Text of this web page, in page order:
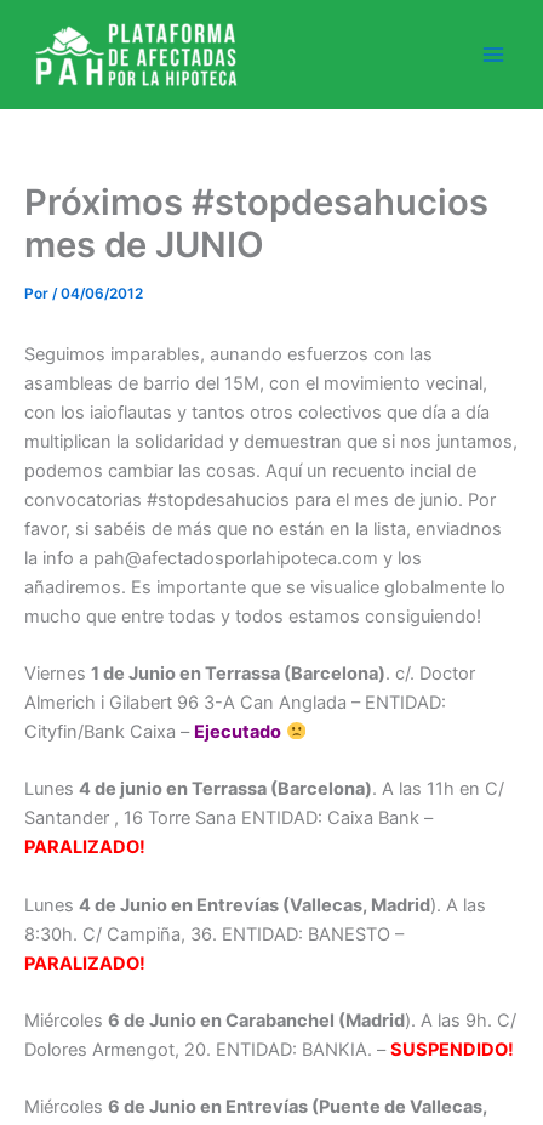
contenido
Próximos #stopdesahucios
mes de JUNIO
Por /04/06/2012
Seguimos imparables, aunando esfuerzos con las
asambleas de barrio del 15M, con el movimiento vecinal,
con los iaioflautas y tantos otros colectivos que día a día
multiplican la solidaridad y demuestran que si nos juntamos,
podemos cambiar las cosas. Aquí un recuento incial de
convocatorias #stopdesahucios para el mes de junio. Por
favor, si sabéis de más que no están en la lista, enviadnos
la info a pah@afectadosporlahipoteca.com y los
añadiremos. Es importante que se visualice globalmente lo
mucho que entre todas y todos estamos consiguiendo!
Viernes 1 de Junio en Terrassa (Barcelona). c/. Doctor
Almerich i Gilabert 96 3-A Can Anglada – ENTIDAD:
Cityfin/Bank Caixa – Ejecutado
Lunes 4 de junio en Terrassa (Barcelona). A las 11h en C/
Santander , 16 Torre Sana ENTIDAD: Caixa Bank –
PARALIZADO!
Lunes 4 de Junio en Entrevías (Vallecas, Madrid). A las
8:30h. C/ Campiña, 36. ENTIDAD: BANESTO –
PARALIZADO!
Miércoles 6 de Junio en Carabanchel (Madrid). A las 9h. C/
Dolores Armengot, 20. ENTIDAD: BANKIA. –SUSPENDIDO!
Miércoles 6 de Junio en Entrevías (Puente de Vallecas,